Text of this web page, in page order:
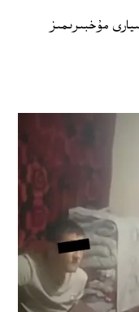
مۇخبىرىمىز